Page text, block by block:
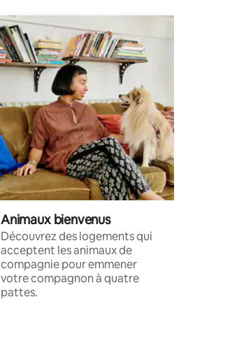
Animaux bienvenus
Découvrez des logements qui
acceptent les animaux de
compagnie pour emmener
votre compagnon à quatre
pattes.